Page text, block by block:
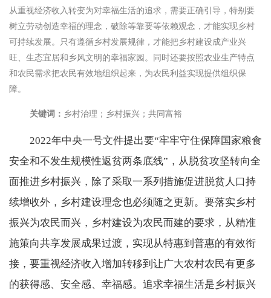
从重视经济收入转变为对幸福生活的追求，需要正确引导，特别要
树立劳动创造幸福的理念，破除等靠要等依赖观念，才能实现乡村
可持续发展。只有遵循乡村发展规律，才能把乡村建设成产业兴
旺、生态宜居和乡风文明的幸福家园。同时还要按照农业生产特点
和农民需求把农民有效地组织起来，为农民利益实现提供组织保
障。
关键词： 乡村治理；乡村振兴；共同富裕
2022年中央一号文件提出要“牢牢守住保障国家粮食
安全和不发生规模性返贫两条底线”，从脱贫攻坚转向全
面推进乡村振兴，除了采取一系列措施促进脱贫人口持
续增收外，乡村建设理念也必须随之更新。要落实乡村
振兴为农民而兴，乡村建设为农民而建的要求，从精准
施策向共享发展成果过渡，实现从特惠到普惠的有效衔
接，要重视经济收入增加转移到让广大农村农民有更多
的获得感、安全感、幸福感。追求幸福生活是乡村振兴